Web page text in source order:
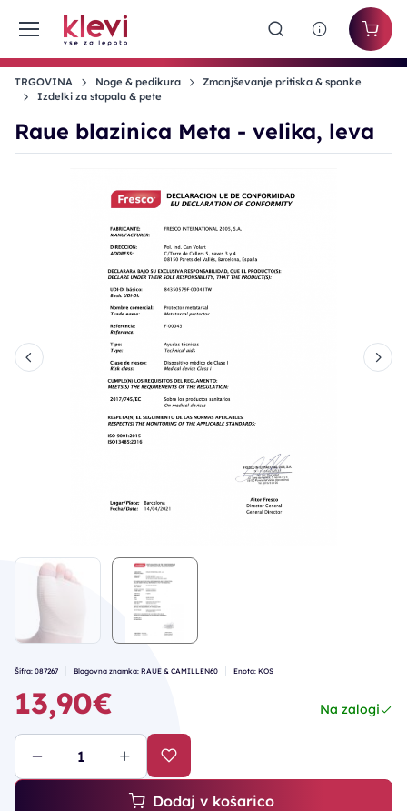
TRGOVINA Noge & pedikura
Zmanjševanje pritiska & sponke
Izdelki za stopala & pete
Raue blazinica Meta - velika, leva
Šifra: 087267 Blagovna znamka: RAUE & CAMILLEN60 Enota: KOS
13,90€ Na zalogi
Dodaj v košarico